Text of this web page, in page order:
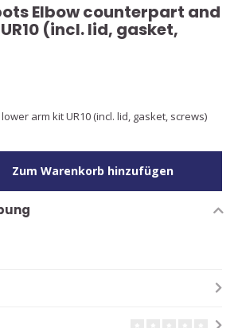
Elbow counterpart and
(incl. lid, gasket,
arm kit UR10 (incl. lid, gasket, screws)
Zum Warenkorb hinzufügen